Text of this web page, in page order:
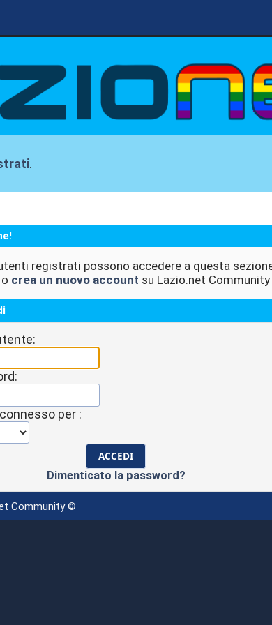
.
registrati possono accedere a questa
crea un nuovo account su Lazio.net Community
per :
Dimenticato la password?
Community ©